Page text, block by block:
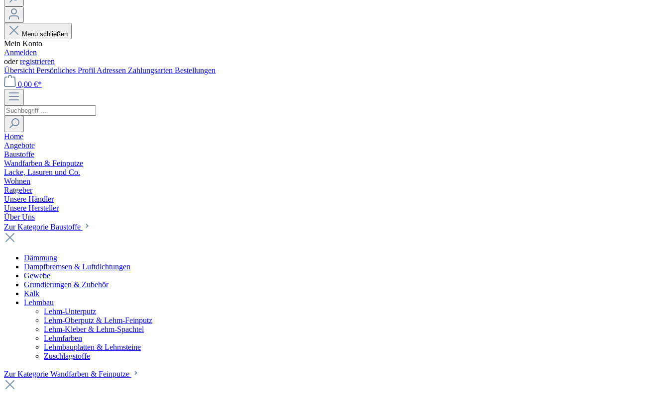
Menü schließen
Mein Konto
Anmelden
oderregistrieren
Übersicht Persönliches Profil Adressen Zahlungsarten Bestellungen
0,00 €*
Home
Angebote
Baustoffe
Wandfarben & Feinputze
Lacke, Lasuren und Co.
Wohnen
Ratgeber
Unsere Händler
Unsere Hersteller
Über Uns
Zur Kategorie Baustoffe
Dämmung
Dampfbremsen & Luftdichtungen
Gewebe
Grundierungen & Zubehör
Kalk
Lehmbau
Lehm-Unterputz
Lehm-Oberputz & Lehm-Feinputz
Lehm-Kleber & Lehm-Spachtel
Lehmfarben
Lehmbauplatten & Lehmsteine
Zuschlagstoffe
Zur Kategorie Wandfarben & Feinputze